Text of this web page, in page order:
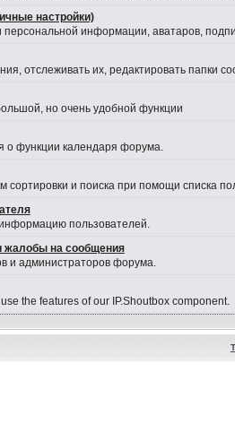
настройки)
персональной информации, аватаров,
отслеживать их, редактировать папки
но очень удобной функции
о функции календаря форума.
сортировки и поиска при помощи списка
пользователей.
жалобы на сообщения
и администраторов форума.
the features of our IP.Shoutbox component.